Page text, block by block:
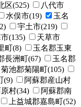
区(525)
八代市
水俣市(19)
玉名
宇土市(219)
(135)
天草市
町(8)
玉名郡玉東
長洲町(67)
玉名郡
菊池郡菊陽町(105)
(9)
阿蘇郡産山村
村(34)
阿蘇郡南
上益城郡嘉島町(52)